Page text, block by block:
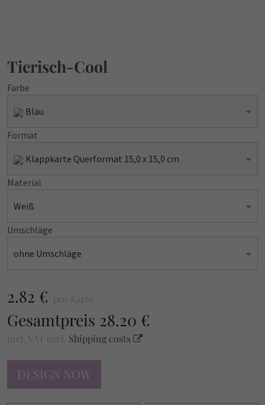
Tierisch-Cool
Farbe
Blau
Format
Klappkarte Querformat 15,0 x 15,0 cm
Material
Weiß
Umschläge
ohne Umschläge
2.82 € pro Karte
Gesamtpreis 28.20 €
incl. VAT excl. Shipping costs
DESIGN NOW